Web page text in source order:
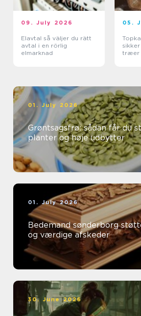
09. July 2026
Elavtal så väljer du rätt
avtal i en rörlig
elmarknad
05.
træer
01. July 2026
Grøntsagsfrø: sådan får du
planter og høje udbytter
01. July 2026
Bedemand sønderborg støtte, overblik
og værdige afskeder
30. June 2026